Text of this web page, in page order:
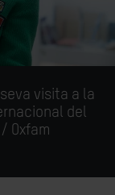
visita a la
del
Oxfam